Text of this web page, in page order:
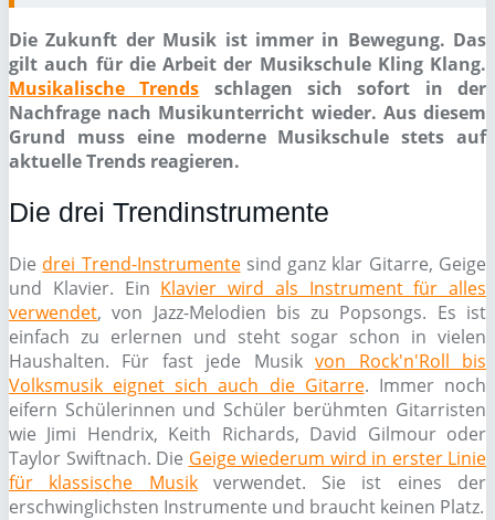
Die Zukunft der Musik ist immer in Bewegung. Das
gilt auch für die Arbeit der Musikschule Kling Klang.
Musikalische Trends schlagen sich sofort in der
Nachfrage nach Musikunterricht wieder. Aus diesem
Grund muss eine moderne Musikschule stets auf
aktuelle Trends reagieren.
Die drei Trendinstrumente
Die drei Trend-Instrumentesind ganz klar Gitarre, Geige
und Klavier. Ein Klavier wird als Instrument für alles
verwendet, von Jazz-Melodien bis zu Popsongs. Es ist
einfach zu erlernen und steht sogar schon in vielen
Haushalten. Für fast jede Musikvon Rock'n'Roll bis
Volksmusik eignet sich auch die Gitarre. Immer noch
eifern Schülerinnen und Schüler berühmten Gitarristen
wie Jimi Hendrix, Keith Richards, David Gilmour oder
Taylor Swiftnach. Die Geige wiederum wird in erster Linie
für klassische Musikverwendet. Sie ist eines der
erschwinglichsten Instrumente und braucht keinen Platz.